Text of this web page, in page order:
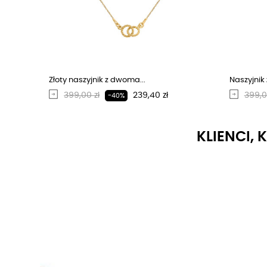
Złoty naszyjnik z dwoma...
Regularna cena
399,00 zł -40% Cena
239,40 zł
Naszyjnik
KLIENCI,